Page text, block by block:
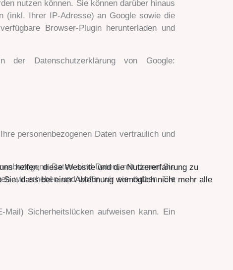
nutzen können. Sie können darüber hinaus
(inkl. Ihrer IP-Adresse) an Google sowie die
Browser-Plugin herunterladen und
Datenschutzerklärung von Google:
personenbezogenen Daten vertraulich und
Daten sind Daten, mit denen Sie
wir erheben und wofür wir sie nutzen. Sie
Sicherheitslücken aufweisen kann. Ein
helfen, diese Website und die Nutzererfahrung zu
dass bei einer Ablehnung womöglich nicht mehr alle